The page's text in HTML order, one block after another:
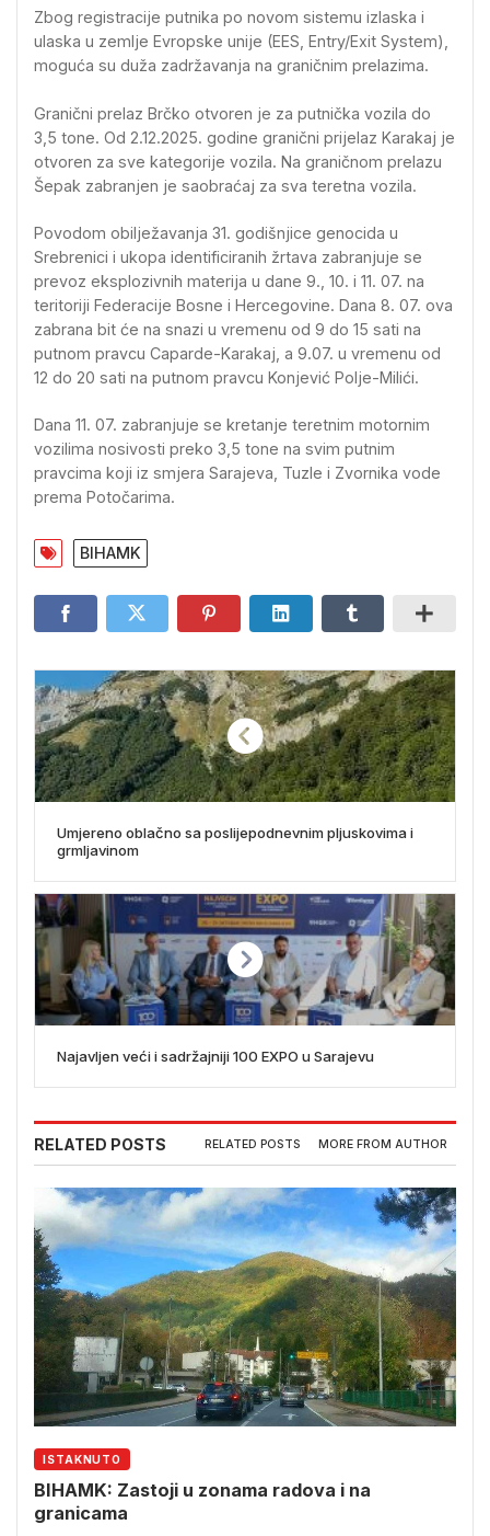
Zbog registracije putnika po novom sistemu izlaska i
ulaska u zemlje Evropske unije (EES, Entry/Exit System),
moguća su duža zadržavanja na graničnim prelazima.
Granični prelaz Brčko otvoren je za putnička vozila do
3,5 tone. Od 2.12.2025. godine granični prijelaz Karakaj je
otvoren za sve kategorije vozila. Na graničnom prelazu
Šepak zabranjen je saobraćaj za sva teretna vozila.
Povodom obilježavanja 31. godišnjice genocida u
Srebrenici i ukopa identificiranih žrtava zabranjuje se
prevoz eksplozivnih materija u dane 9., 10. i 11. 07. na
teritoriji Federacije Bosne i Hercegovine. Dana 8. 07. ova
zabrana bit će na snazi u vremenu od 9 do 15 sati na
putnom pravcu Caparde-Karakaj, a 9.07. u vremenu od
12 do 20 sati na putnom pravcu Konjević Polje-Milići.
Dana 11. 07. zabranjuje se kretanje teretnim motornim
vozilima nosivosti preko 3,5 tone na svim putnim
pravcima koji iz smjera Sarajeva, Tuzle i Zvornika vode
prema Potočarima.
BIHAMK
Umjereno oblačno sa poslijepodnevnim pljuskovima i
grmljavinom
Najavljen veći i sadržajniji 100 EXPO u Sarajevu
RELATED POSTS RELATED POSTS MORE FROM AUTHOR
ISTAKNUTO
BIHAMK: Zastoji u zonama radova i na
granicama